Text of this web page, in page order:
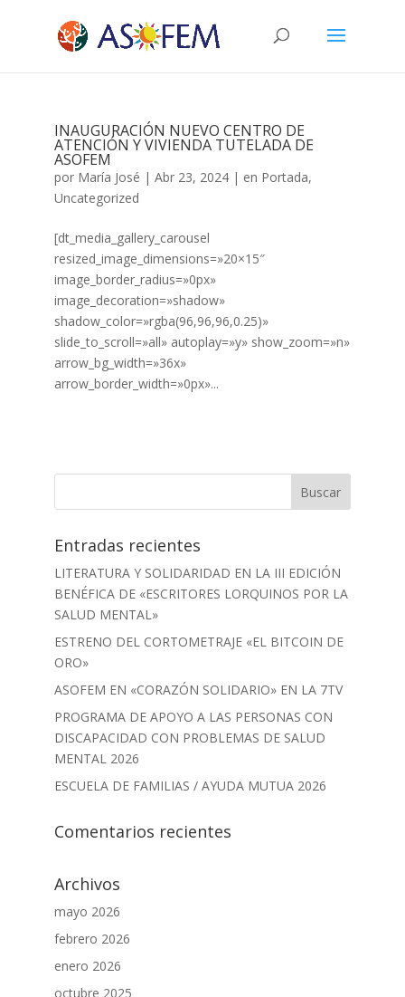
INAUGURACIÓN NUEVO CENTRO DE
ATENCIÓN Y VIVIENDA TUTELADA DE
ASOFEM
por María José | Abr 23, 2024| en Portada,
Uncategorized
[dt_media_gallery_carousel
resized_image_dimensions=»20×15″
image_border_radius=»0px»
image_decoration=»shadow»
shadow_color=»rgba(96,96,96,0.25)»
slide_to_scroll=»all» autoplay=»y» show_zoom=»n»
arrow_bg_width=»36x»
arrow_border_width=»0px»...
Entradas recientes
LITERATURA Y SOLIDARIDAD EN LA III EDICIÓN
BENÉFICA DE «ESCRITORES LORQUINOS POR LA
SALUD MENTAL»
ESTRENO DEL CORTOMETRAJE «EL BITCOIN DE
ORO»
ASOFEM EN «CORAZÓN SOLIDARIO» EN LA 7TV
PROGRAMA DE APOYO A LAS PERSONAS CON
DISCAPACIDAD CON PROBLEMAS DE SALUD
MENTAL 2026
ESCUELA DE FAMILIAS / AYUDA MUTUA 2026
Comentarios recientes
Archivos
mayo 2026
febrero 2026
enero 2026
octubre 2025